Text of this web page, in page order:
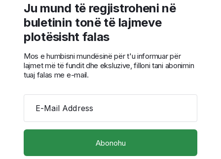
Ju mund të regjistroheni në
buletinin tonë të lajmeve
plotësisht falas
Mos e humbisni mundësinë për t'u informuar për
lajmet më të fundit dhe eksluzive, filloni tani abonimin
tuaj falas me e-mail.
E-Mail Address